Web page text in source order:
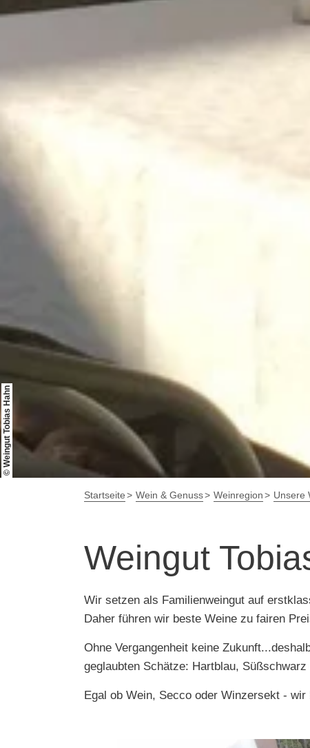
© Weingut Tobias Hahn
Startseite Wein & Genuss Weinregion Unsere
Weingut
Wir setzen als Familienweingut auf
Daher führen wir beste Weine zu fairen
Ohne Vergangenheit keine
geglaubten Schätze: Hartblau,
Egal ob Wein, Secco oder Winzersekt -